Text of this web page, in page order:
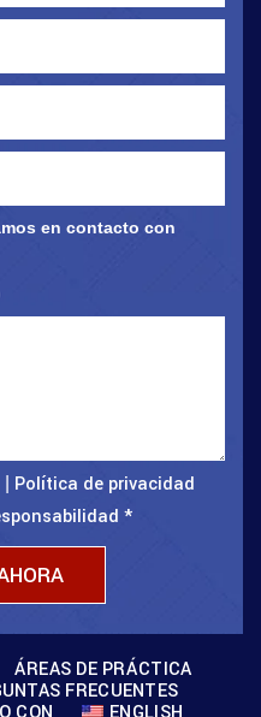
en contacto con
Política de privacidad
*
ÁREAS DE PRÁCTICA
FRECUENTES